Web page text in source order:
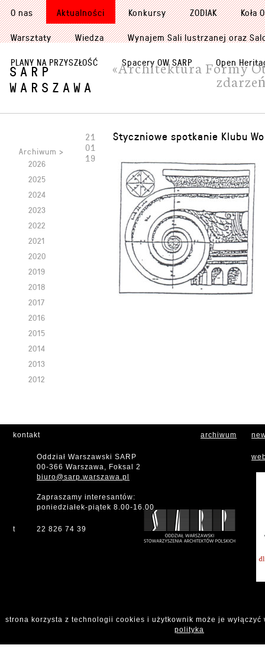
O nas Aktualności Konkursy ZODIAK Koła
Warsztaty Wiedza Wynajem Sali lustrzanej oraz
PLANY NA PRZYSZŁOŚĆ Spacery OW SARP Open
SARP
WARSZAWA
«Architektura Formy
Styczniowe spotkanie Klubu
21
01
19
Archiwum >
2026
2025
2024
2023
2022
2021
2020
2019
2018
2017
2016
2015
2014
2013
2012
kontakt
Oddział Warszawski SARP
00-366 Warszawa, Foksal 2
biuro@sarp.warszawa.pl
Zapraszamy interesantów:
poniedziałek-piątek 8.00-16.00
t 22 826 74 39
archiwum
strona korzysta z technologii cookies i użytkownik może je
polityka